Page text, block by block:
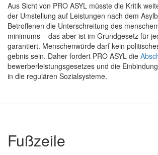
Aus Sicht von PRO ASYL müss­te die Kri­tik
der Umstel­lung auf Leis­tun­gen nach dem
Betrof­fe­nen die Unter­schrei­tung des
mi­ni­mums – das aber ist im Grund­ge­setz für
garan­tiert. Men­schen­wür­de darf kein
geb­nis sein. Daher for­dert PRO ASYL die
be­wer­ber­leis­tungs­ge­set­zes und die
in die regu­lä­ren Sozialsysteme.
Fußzeile